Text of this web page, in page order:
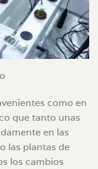
como en
que tanto unas
en las
las plantas de
los cambios